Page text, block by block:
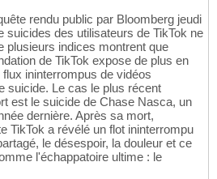
rendu public par Bloomberg jeudi
suicides des utilisateurs de TikTok ne
plusieurs indices montrent que
de TikTok expose de plus en
ininterrompus de vidéos
suicide. Le cas le plus récent
est le suicide de Chase Nasca, un
dernière. Après sa mort,
TikTok a révélé un flot ininterrompu
le désespoir, la douleur et ce
l'échappatoire ultime : le